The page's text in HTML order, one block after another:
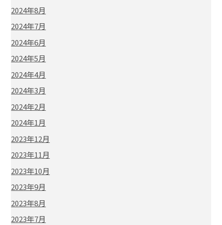
2024年8月
2024年7月
2024年6月
2024年5月
2024年4月
2024年3月
2024年2月
2024年1月
2023年12月
2023年11月
2023年10月
2023年9月
2023年8月
2023年7月